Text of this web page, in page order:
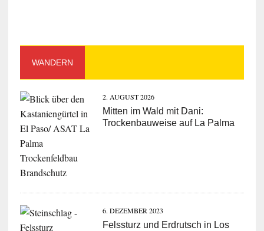
WANDERN
2. AUGUST 2026
Mitten im Wald mit Dani:
Trockenbauweise auf La Palma
6. DEZEMBER 2023
Felssturz und Erdrutsch in Los